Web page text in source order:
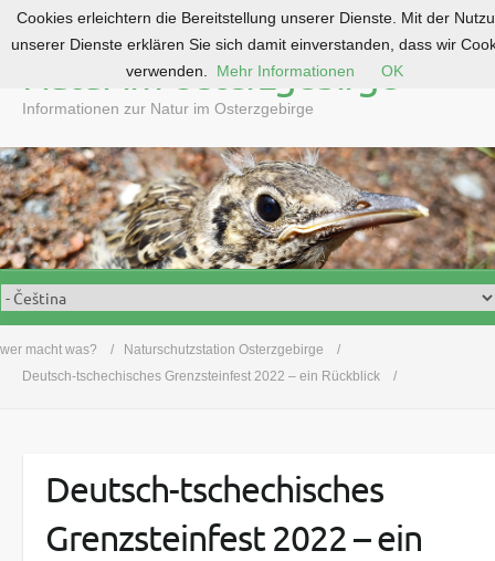
o
c
o
n
t
e
n
Natur im Osterzgebirge
Informationen zur Natur im Osterzgebirge
wer macht was?
Naturschutzstation Osterzgebirge
Deutsch-tschechisches Grenzsteinfest 2022 – ein Rückblick
Deutsch-tschechisches
Grenzsteinfest 2022 – ein
Cookies erleichtern die Bereitstellung unserer Dienste. Mit der
unserer Dienste erklären Sie sich damit einverstanden, dass wir
verwenden.
Mehr Informationen OK